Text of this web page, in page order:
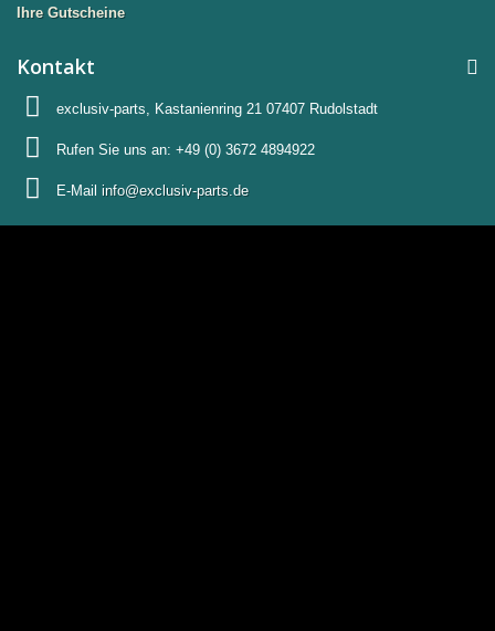
Ihre Gutscheine
Kontakt
exclusiv-parts, Kastanienring 21 07407 Rudolstadt
Rufen Sie uns an: +49 (0) 3672 4894922
E-Mail info@exclusiv-parts.de